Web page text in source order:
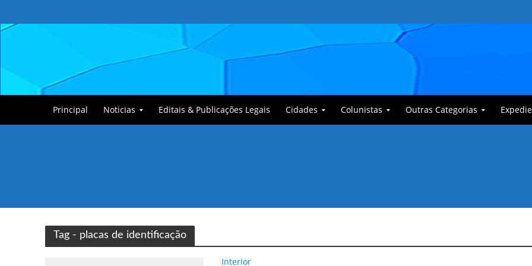
Principal Noticias Editais & Publicações Legais Cidades Colunistas Outras Categorias
Tag - placas de identificação
Interior